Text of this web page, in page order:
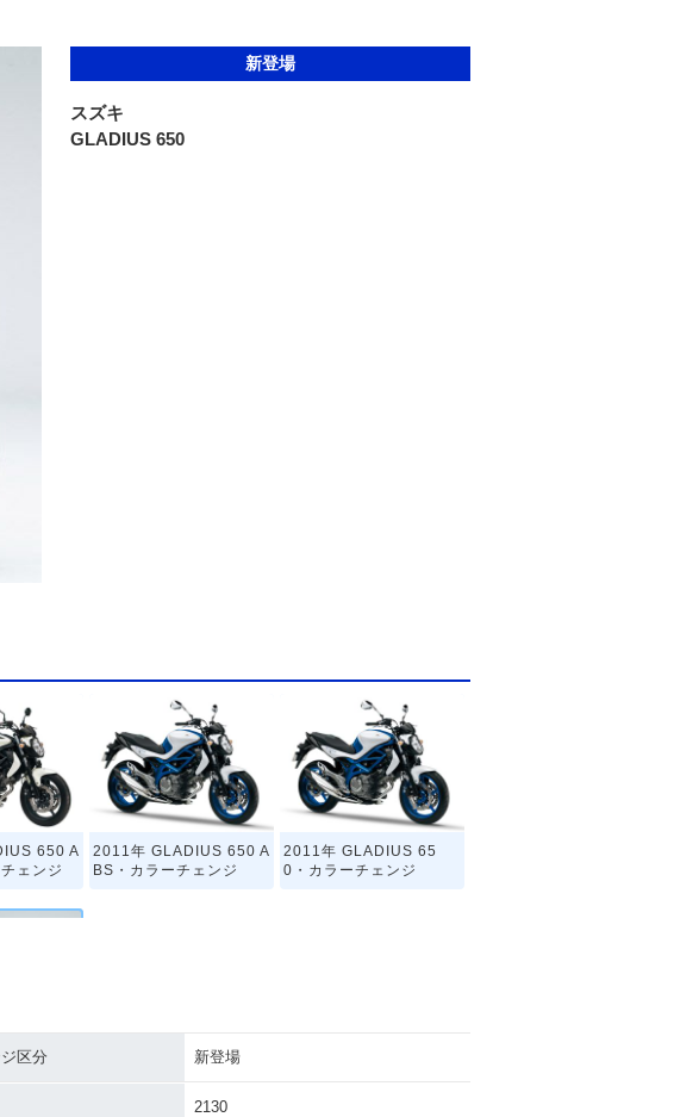
新登場
スズキ
GLADIUS 650
650 A
ェンジ
2011年 GLADIUS 650 A
BS・カラーチェンジ
2011年 GLADIUS 65
0・カラーチェンジ
65
区分 新登場
2130